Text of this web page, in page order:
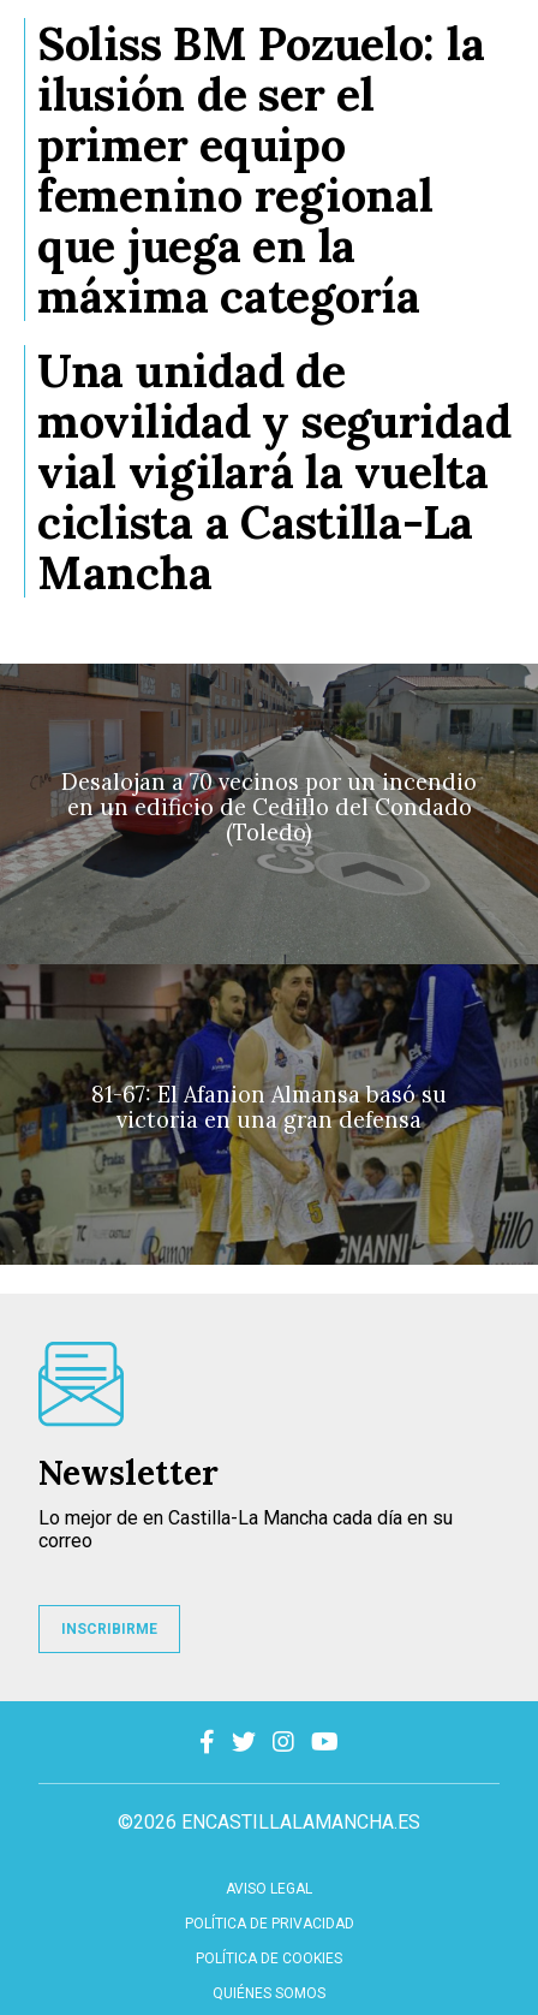
Soliss BM Pozuelo: la
ilusión de ser el
primer equipo
femenino regional
que juega en la
máxima categoría
Una unidad de
movilidad y seguridad
vial vigilará la vuelta
ciclista a Castilla-La
Mancha
Desalojan a 70 vecinos por un incendio
en un edificio de Cedillo del Condado
(Toledo)
81-67: El Afanion Almansa basó su
victoria en una gran defensa
©2026 ENCASTILLALAMANCHA.ES
AVISO LEGAL
POLÍTICA DE PRIVACIDAD
POLÍTICA DE COOKIES
QUIÉNES SOMOS
Newsletter
Lo mejor de en Castilla-La Mancha cada día en su
correo
INSCRIBIRME